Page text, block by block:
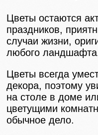
Цветы остаются
праздников,
случаи жизни,
любого
Цветы всегда
декора, поэтому
на столе в доме
цветущими
обычное дело.